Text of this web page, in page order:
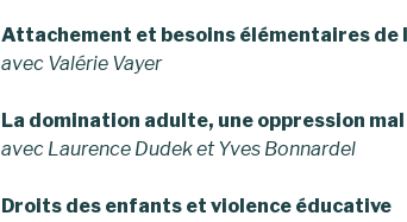
Attachement et besoins élémentaires de
avec Valérie Vayer
La domination adulte, une oppression
avec Laurence Dudek et Yves Bonnardel
Droits des enfants et violence éducative